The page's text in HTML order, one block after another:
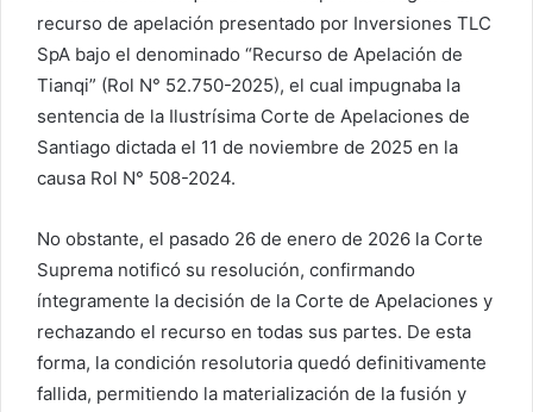
recurso de apelación presentado por Inversiones TLC
SpA bajo el denominado “Recurso de Apelación de
Tianqi” (Rol N° 52.750-2025), el cual impugnaba la
sentencia de la Ilustrísima Corte de Apelaciones de
Santiago dictada el 11 de noviembre de 2025 en la
causa Rol N° 508-2024.
No obstante, el pasado 26 de enero de 2026 la Corte
Suprema notificó su resolución, confirmando
íntegramente la decisión de la Corte de Apelaciones y
rechazando el recurso en todas sus partes. De esta
forma, la condición resolutoria quedó definitivamente
fallida, permitiendo la materialización de la fusión y